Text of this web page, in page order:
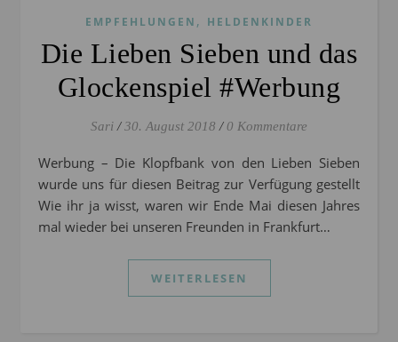
EMPFEHLUNGEN , HELDENKINDER
Die Lieben Sieben und das
Glockenspiel #Werbung
Sari / 30. August 2018 / 0 Kommentare
Werbung – Die Klopfbank von den Lieben Sieben
wurde uns für diesen Beitrag zur Verfügung gestellt
Wie ihr ja wisst, waren wir Ende Mai diesen Jahres
mal wieder bei unseren Freunden in Frankfurt…
WEITERLESEN